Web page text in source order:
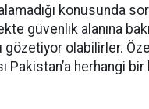
konusunda
güvenlik alanına
gözetiyor olabilirler.
Pakistan’a herhangi bir